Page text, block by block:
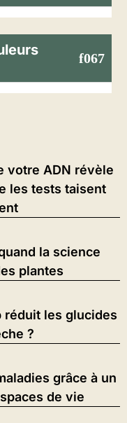
votre ADN révèle
les tests taisent
la science
plantes
réduit les glucides
?
grâce à un
de vie